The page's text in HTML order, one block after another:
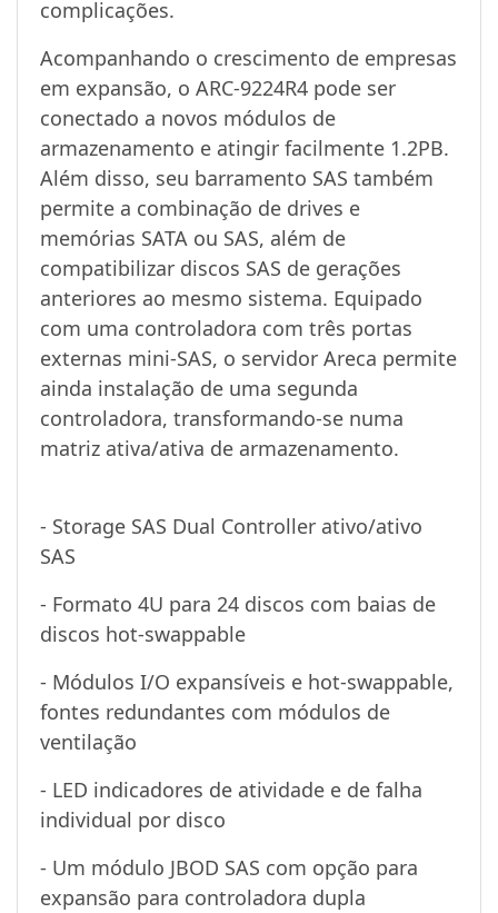
complicações.
Acompanhando o crescimento de empresas
em expansão, o ARC-9224R4 pode ser
conectado a novos módulos de
armazenamento e atingir facilmente 1.2PB.
Além disso, seu barramento SAS também
permite a combinação de drives e
memórias SATA ou SAS, além de
compatibilizar discos SAS de gerações
anteriores ao mesmo sistema. Equipado
com uma controladora com três portas
externas mini-SAS, o servidor Areca permite
ainda instalação de uma segunda
controladora, transformando-se numa
matriz ativa/ativa de armazenamento.
- Storage SAS Dual Controller ativo/ativo
SAS
- Formato 4U para 24 discos com baias de
discos hot-swappable
- Módulos I/O expansíveis e hot-swappable,
fontes redundantes com módulos de
ventilação
- LED indicadores de atividade e de falha
individual por disco
- Um módulo JBOD SAS com opção para
expansão para controladora dupla